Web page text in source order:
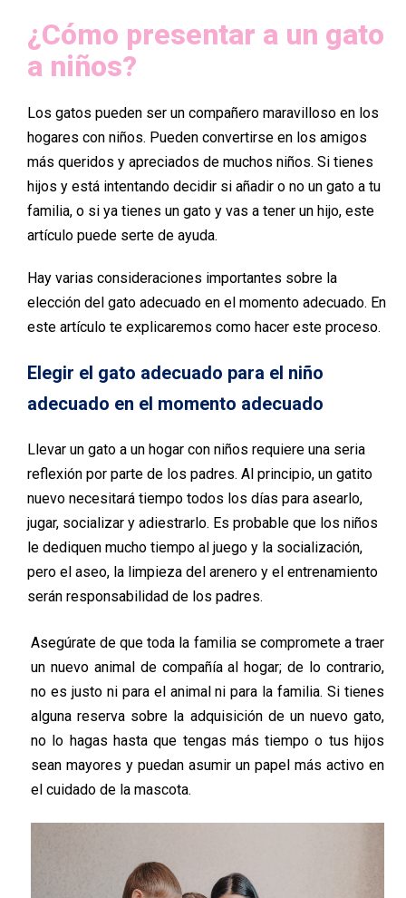
¿Cómo presentar a un gato
a niños?
Los gatos pueden ser un compañero maravilloso en los
hogares con niños. Pueden convertirse en los amigos
más queridos y apreciados de muchos niños. Si tienes
hijos y está intentando decidir si añadir o no un gato a tu
familia, o si ya tienes un gato y vas a tener un hijo, este
artículo puede serte de ayuda.
Hay varias consideraciones importantes sobre la
elección del gato adecuado en el momento adecuado. En
este artículo te explicaremos como hacer este proceso.
Elegir el gato adecuado para el niño
adecuado en el momento adecuado
Llevar un gato a un hogar con niños requiere una seria
reflexión por parte de los padres. Al principio, un gatito
nuevo necesitará tiempo todos los días para asearlo,
jugar, socializar y adiestrarlo. Es probable que los niños
le dediquen mucho tiempo al juego y la socialización,
pero el aseo, la limpieza del arenero y el entrenamiento
serán responsabilidad de los padres.
Asegúrate de que toda la familia se compromete a traer
un nuevo animal de compañía al hogar; de lo contrario,
no es justo ni para el animal ni para la familia. Si tienes
alguna reserva sobre la adquisición de un nuevo gato,
no lo hagas hasta que tengas más tiempo o tus hijos
sean mayores y puedan asumir un papel más activo en
el cuidado de la mascota.